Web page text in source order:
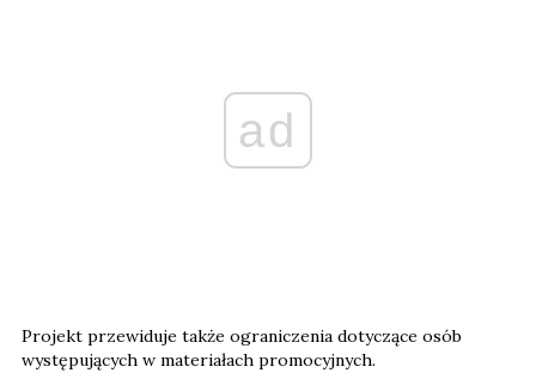
ad
Projekt przewiduje także ograniczenia dotyczące osób
występujących w materiałach promocyjnych.